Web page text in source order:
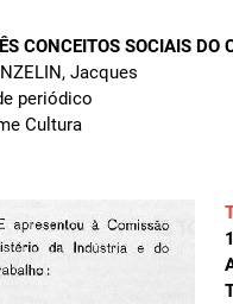
CONCEITOS SOCIAIS DO
Jacques
periódico
Cultura
DE BUSCA